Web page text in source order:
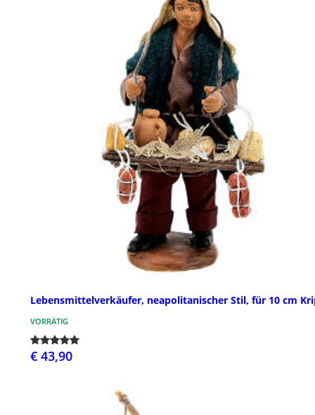
Lebensmittelverkäufer, neapolitanischer Stil, für 10 cm
VORRÄTIG
€ 43,90